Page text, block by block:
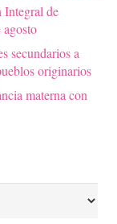
Integral de
secundarios a
originarios
materna con